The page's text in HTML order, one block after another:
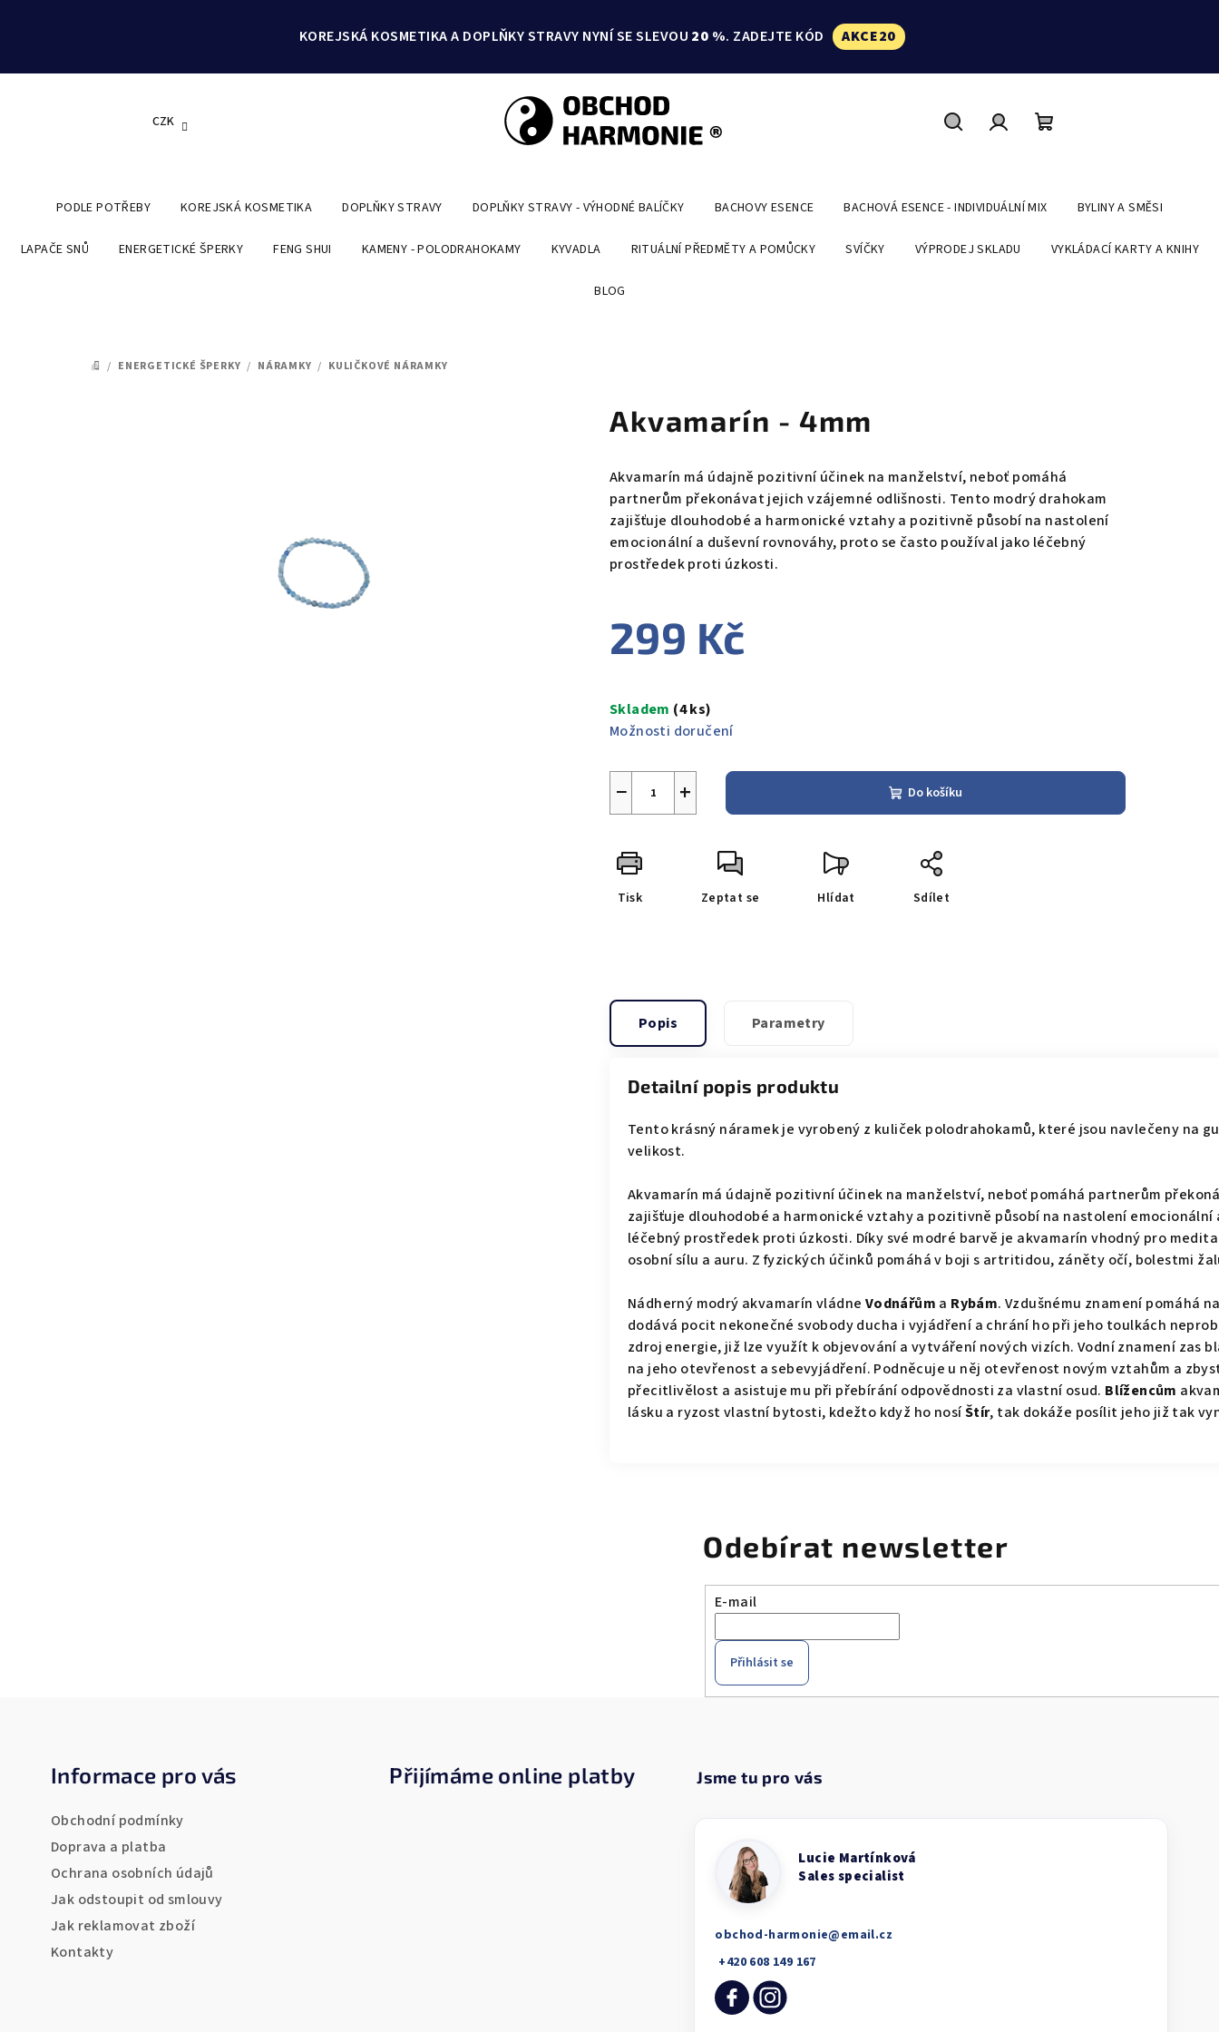
KOREJSKÁ KOSMETIKA A DOPLŇKY STRAVY NYNÍ SE SLEVOU 20 %. ZADEJTE KÓD AKCE20
CZK
košík
PODLE POTŘEBY KOREJSKÁ KOSMETIKA DOPLŇKY STRAVY DOPLŇKY STRAVY - VÝHODNÉ BALÍČKY BACHOVY ESENCE BACHOVÁ ESENCE - INDIVIDUÁLNÍ MIX BYLINY A SMĚSI
LAPAČE SNŮ ENERGETICKÉ ŠPERKY FENG SHUI KAMENY - POLODRAHOKAMY KYVADLA RITUÁLNÍ PŘEDMĚTY A POMŮCKY SVÍČKY VÝPRODEJ SKLADU VYKLÁDACÍ KARTY A KNIHY
BLOG
DOMŮ
/ ENERGETICKÉ ŠPERKY / NÁRAMKY / KULIČKOVÉ NÁRAMKY
Akvamarín - 4mm
Akvamarín má údajně pozitivní účinek na manželství, neboť pomáhá
partnerům překonávat jejich vzájemné odlišnosti. Tento modrý drahokam
zajišťuje dlouhodobé a harmonické vztahy a pozitivně působí na nastolení
emocionální a duševní rovnováhy, proto se často používal jako léčebný
prostředek proti úzkosti.
299 Kč
cena:
Skladem (4 ks)
Možnosti doručení
+
− Do košíku
Tisk Zeptat se Hlídat Sdílet
Popis Parametry
Detailní popis produktu
Tento krásný náramek je vyrobený z kuliček polodrahokamů, které jsou navlečeny na
velikost.
Akvamarín má údajně pozitivní účinek na manželství, neboť pomáhá partnerům
zajišťuje dlouhodobé a harmonické vztahy a pozitivně působí na nastolení
léčebný prostředek proti úzkosti. Díky své modré barvě je akvamarín vhodný pro
osobní sílu a auru. Z fyzických účinků pomáhá v boji s artritidou, záněty očí, bolestmi
Nádherný modrý akvamarín vládne Vodnářům a Rybám. Vzdušnému znamení pomáhá
dodává pocit nekonečné svobody ducha i vyjádření a chrání ho při jeho toulkách
zdroj energie, již lze využít k objevování a vytváření nových vizích. Vodní znamení zas
na jeho otevřenost a sebevyjádření. Podněcuje u něj otevřenost novým vztahům a
přecitlivělost a asistuje mu při přebírání odpovědnosti za vlastní osud. Blížencům
lásku a ryzost vlastní bytosti, kdežto když ho nosíŠtír, tak dokáže posílit jeho již tak
Odebírat newsletter
E-mail
Přihlásit se
Informace pro vás
Obchodní podmínky
Doprava a platba
Ochrana osobních údajů
Jak odstoupit od smlouvy
Jak reklamovat zboží
Kontakty
Přijímáme online platby
obchod-harmonie@email.cz